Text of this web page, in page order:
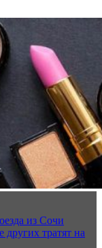
из Сочи
тратят на